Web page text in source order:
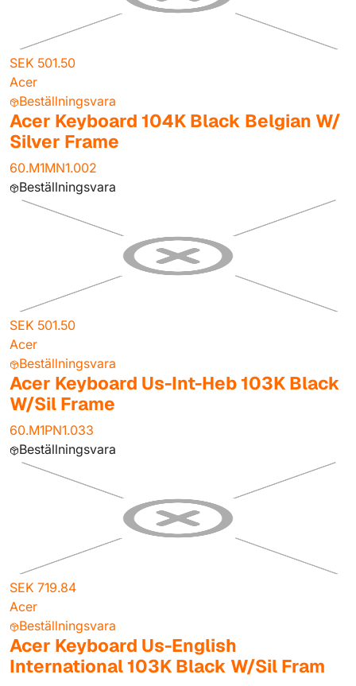
SEK 501.50
Acer
Beställningsvara
Acer Keyboard 104K Black Belgian W/
Silver Frame
60.M1MN1.002
Beställningsvara
SEK 501.50
Acer
Beställningsvara
Acer Keyboard Us-Int-Heb 103K Black
W/Sil Frame
60.M1PN1.033
Beställningsvara
SEK 719.84
Acer
Beställningsvara
Acer Keyboard Us-English
International 103K Black W/Sil Fram